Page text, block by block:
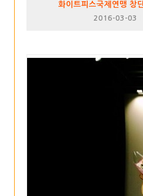
화이트피스국제연맹 창
2016-03-03